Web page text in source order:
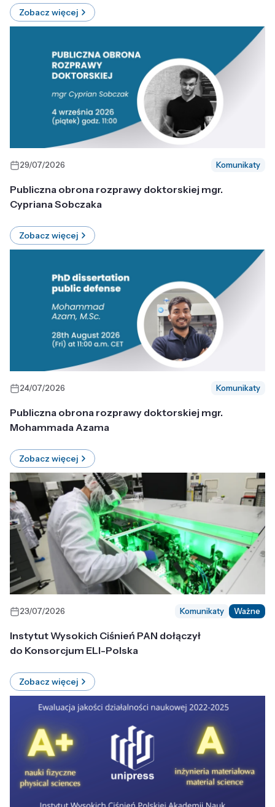
Zobacz więcej
29/07/2026 Komunikaty
Publiczna obrona rozprawy doktorskiej mgr.
Cypriana Sobczaka
Zobacz więcej
24/07/2026 Komunikaty
Publiczna obrona rozprawy doktorskiej mgr.
Mohammada Azama
Zobacz więcej
23/07/2026 Komunikaty Ważne
Instytut Wysokich Ciśnień PAN dołączył
do Konsorcjum ELI-Polska
Zobacz więcej